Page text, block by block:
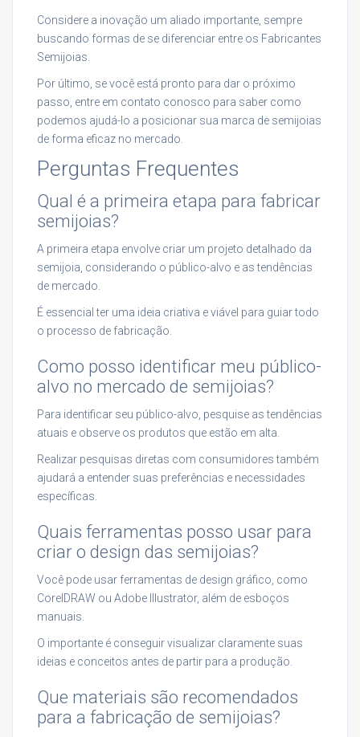
Considere a inovação um aliado importante, sempre
buscando formas de se diferenciar entre os Fabricantes
Semijoias.
Por último, se você está pronto para dar o próximo
passo, entre em contato conosco para saber como
podemos ajudá-lo a posicionar sua marca de semijoias
de forma eficaz no mercado.
Perguntas Frequentes
Qual é a primeira etapa para fabricar
semijoias?
A primeira etapa envolve criar um projeto detalhado da
semijoia, considerando o público-alvo e as tendências
de mercado.
É essencial ter uma ideia criativa e viável para guiar todo
o processo de fabricação.
Como posso identificar meu público-
alvo no mercado de semijoias?
Para identificar seu público-alvo, pesquise as tendências
atuais e observe os produtos que estão em alta.
Realizar pesquisas diretas com consumidores também
ajudará a entender suas preferências e necessidades
específicas.
Quais ferramentas posso usar para
criar o design das semijoias?
Você pode usar ferramentas de design gráfico, como
CorelDRAW ou Adobe Illustrator, além de esboços
manuais.
O importante é conseguir visualizar claramente suas
ideias e conceitos antes de partir para a produção.
Que materiais são recomendados
para a fabricação de semijoias?